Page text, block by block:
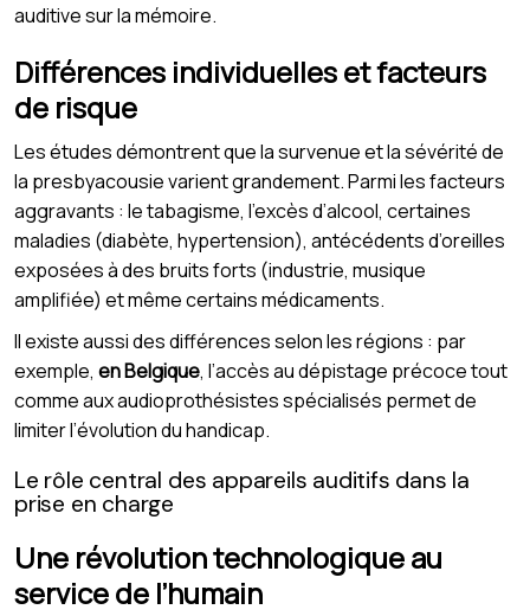
auditive sur la mémoire.
Différences individuelles et facteurs
de risque
Les études démontrent que la survenue et la sévérité de
la presbyacousie varient grandement. Parmi les facteurs
aggravants : le tabagisme, l’excès d’alcool, certaines
maladies (diabète, hypertension), antécédents d’oreilles
exposées à des bruits forts (industrie, musique
amplifiée) et même certains médicaments.
Il existe aussi des différences selon les régions : par
exemple, en Belgique, l’accès au dépistage précoce tout
comme aux audioprothésistes spécialisés permet de
limiter l’évolution du handicap.
Le rôle central des appareils auditifs dans la
prise en charge
Une révolution technologique au
service de l’humain